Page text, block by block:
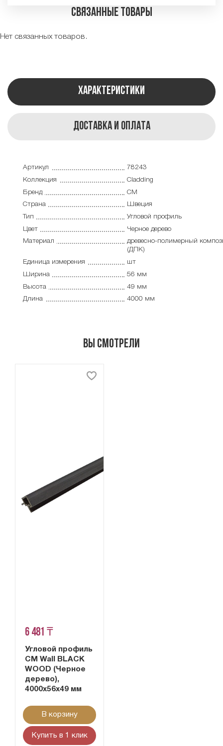
Связанные товары
Нет связанных товаров.
Характеристики
Доставка и оплата
Артикул
78243
Коллекция
Cladding
Бренд
CM
Страна
Швеция
Тип
Угловой профиль
Цвет
Черное дерево
Материал
древесно-полимерный
(ДПК)
Единица измерения
шт
Ширина
56 мм
Высота
49 мм
Длина
4000 мм
Вы смотрели
6 481 ₸
Угловой профиль
CM Wall BLACK
WOOD (Черное
дерево),
4000х56х49 мм
В корзину
Купить в 1 клик